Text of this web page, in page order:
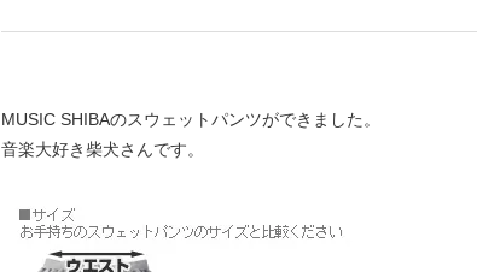
MUSIC SHIBAのスウェットパンツができました。
音楽大好き柴犬さんです。